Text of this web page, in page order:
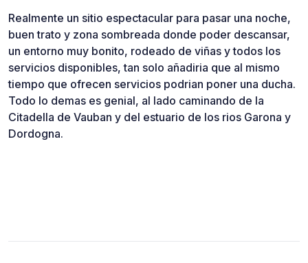
Realmente un sitio espectacular para pasar una noche,
buen trato y zona sombreada donde poder descansar,
un entorno muy bonito, rodeado de viñas y todos los
servicios disponibles, tan solo añadiria que al mismo
tiempo que ofrecen servicios podrian poner una ducha.
Todo lo demas es genial, al lado caminando de la
Citadella de Vauban y del estuario de los rios Garona y
Dordogna.